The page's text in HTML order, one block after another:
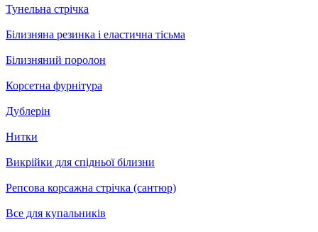
Тунельна стрічка
Білизняна резинка і еластична тісьма
Білизняний поролон
Корсетна фурнітура
Дублерін
Нитки
Викрійки для спідньої білизни
Репсова корсажна стрічка (сантюр)
Все для купальників